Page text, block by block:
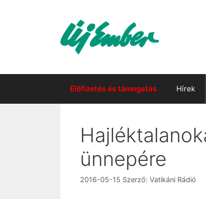
Előfizetés és támogatás Hírek
ünnepére
2016-05-15 Szerző: Vatikáni Rádió